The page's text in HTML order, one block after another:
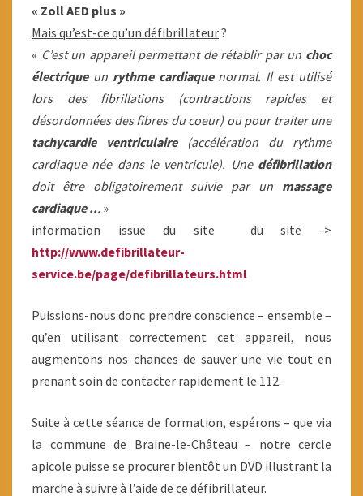
« Zoll AED plus »
Mais qu’est-ce qu’un défibrillateur?
« C’est un appareil permettant de rétablir par un choc
électriqueun rythme cardiaquenormal. Il est utilisé
lors des fibrillations (contractions rapides et
désordonnées des fibres du coeur) ou pour traiter une
tachycardie ventriculaire(accélération du rythme
cardiaque née dans le ventricule). Une défibrillation
doit être obligatoirement suivie par un massage
cardiaque ... »
information issue du site du site ->
http://www.defibrillateur-
service.be/page/defibrillateurs.html
Puissions-nous donc prendre conscience – ensemble –
qu’en utilisant correctement cet appareil, nous
augmentons nos chances de sauver une vie tout en
prenant soin de contacter rapidement le 112.
Suite à cette séance de formation, espérons – que via
la commune de Braine-le-Château – notre cercle
apicole puisse se procurer bientôt un DVD illustrant la
marche à suivre à l’aide de ce défibrillateur.